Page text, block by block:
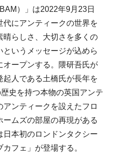
）」は2022年9月23日
代にアンティークの世界を
らしさ、大切さを多くの
いうメッセージが込めら
オープンする。隈研吾氏が
人である土橋氏が⾧年を
史を持つ本物の英国アンテ
ンティークを設えたフロ
ムズの部屋の再現がある
本初のロンドンタクシー
フェ」が登場する。